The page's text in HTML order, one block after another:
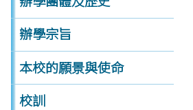
辦學宗旨
本校的願景與使命
校訓